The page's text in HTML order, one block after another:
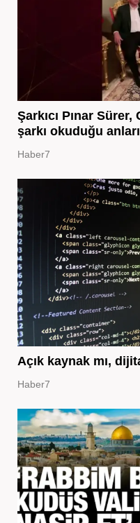
Şarkıcı Pınar
şarkı okuduğu
Haber7
Açık kaynak mı,
Haber7